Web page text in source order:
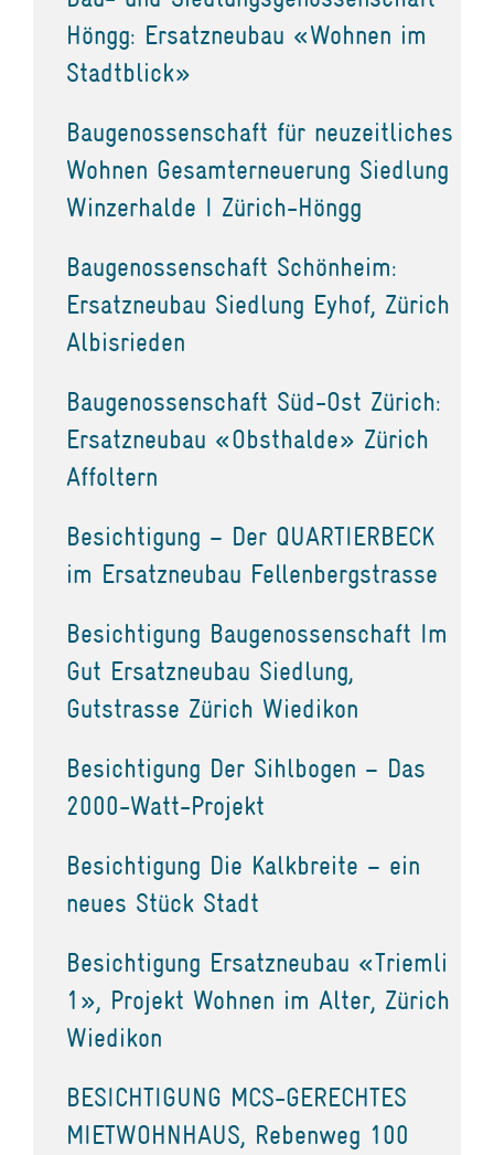
Höngg: Ersatzneubau «Wohnen im
Stadtblick»
Baugenossenschaft für neuzeitliches
Wohnen Gesamterneuerung Siedlung
Winzerhalde I Zürich-Höngg
Baugenossenschaft Schönheim:
Ersatzneubau Siedlung Eyhof, Zürich
Albisrieden
Baugenossenschaft Süd-Ost Zürich:
Ersatzneubau «Obsthalde» Zürich
Affoltern
Besichtigung – Der QUARTIERBECK
im Ersatzneubau Fellenbergstrasse
Besichtigung Baugenossenschaft Im
Gut Ersatzneubau Siedlung,
Gutstrasse Zürich Wiedikon
Besichtigung Der Sihlbogen – Das
2000-Watt-Projekt
Besichtigung Die Kalkbreite – ein
neues Stück Stadt
Besichtigung Ersatzneubau «Triemli
1», Projekt Wohnen im Alter, Zürich
Wiedikon
BESICHTIGUNG MCS-GERECHTES
MIETWOHNHAUS, Rebenweg 100